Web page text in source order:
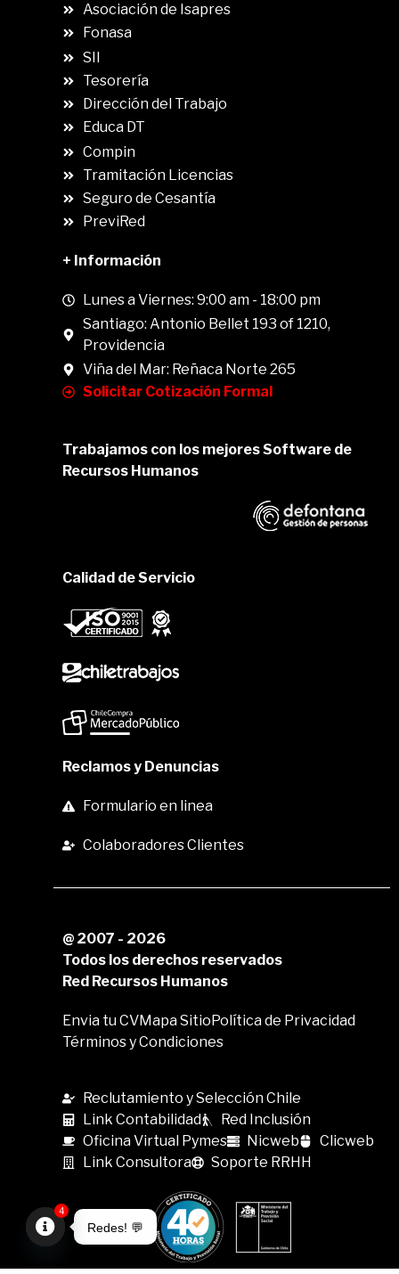
Asociación de Isapres
Fonasa
SII
Tesorería
Dirección del Trabajo
Educa DT
Compin
Tramitación Licencias
Seguro de Cesantía
PreviRed
+ Información
Lunes a Viernes: 9:00 am - 18:00 pm
Santiago: Antonio Bellet 193 of 1210,
Providencia
Viña del Mar: Reñaca Norte 265
Solicitar Cotización Formal
Trabajamos con los mejores Software de
Recursos Humanos
Calidad de Servicio
Reclamos y Denuncias
Formulario en linea
Colaboradores Clientes
@ 2007 - 2026
Todos los derechos reservados
Red Recursos Humanos
Envia tu CVMapa SitioPolítica de Privacidad
Términos y Condiciones
Reclutamiento y Selección Chile
Link Contabilidad
Red Inclusión
Oficina Virtual Pymes
Nicweb
Clicweb
Link Consultora
Soporte RRHH
Redes! 💬
4